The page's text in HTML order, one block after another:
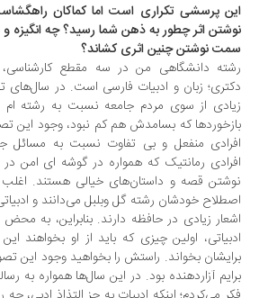
پرسشی تکراری است اما کماکان راهگشاست که
اثر چطور به ذهن شما رسید؟ چه انگیزه و دغدغه
نوشتن چنین اثری کشاند؟
دانشگاهی من در سه مقطع کارشناسی،
زبان و ادبیات فارسی است. در سال‌های تحصیلم
از سوی مردم جامعه نسبت به رشته ام
که بسامدش هم کم نبود، وجود این تصور بود
منفعل و بی تفاوت نسبت به مسائل جامعه
رمانتیک که همواره در گوشه ای امن در حال
قصه و داستان‌های خیالی هستند. اغلب مردم،
خودشان رشته گل وبلبل می‌دانند و ادبیاتی‌ها را
زیادی در حافظه دارند. بنابراین، به محض
اولین چیزی که باید از او بخواهند این
بخواند. راستش را بخواهید وجود این تصور که
آزاردهنده بود. در این سال‌ها همواره به